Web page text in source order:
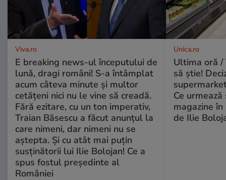
Viva.ro
E breaking news-ul începutului de
lună, dragi români! S-a întâmplat
acum câteva minute și multor
cetățeni nici nu le vine să creadă.
Fără ezitare, cu un ton imperativ,
Traian Băsescu a făcut anunțul la
care nimeni, dar nimeni nu se
aștepta. Și cu atât mai puțin
susținătorii lui Ilie Bolojan! Ce a
spus fostul președinte al
României
Unica.ro
Ultima oră /
să știe!
Ce
magazine
de Ilie